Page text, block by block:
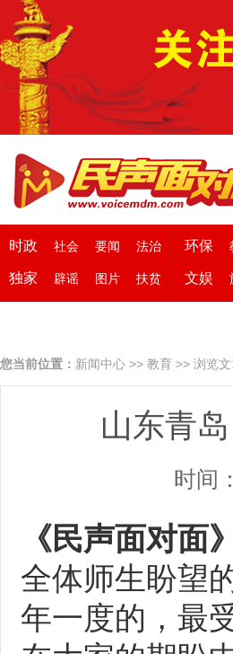
时政 社会 要闻 法治
独家 辟谣 图片 扶贫
环保
文娱
您当前位置： 新闻中心 >> 教育 >> 浏览
山东青
时间
《民声面对面》
全体师生盼望
年一度的，最